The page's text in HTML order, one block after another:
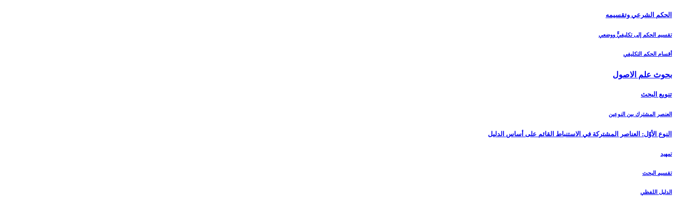
الحكم الشرعي وتقسيمه‏
تقسيم الحكم إلى تكليفيٍّ ووضعي
أقسام الحكم التكليفي
بحوث علم الاصول‏
تنويع البحث‏
العنصر المشترك بين النوعين
النوع الأوّل: العناصر المشتركة في الاستنباط القائم على أساس الدليل‏
تمهيد
تقسيم البحث
الدليل اللفظي‏